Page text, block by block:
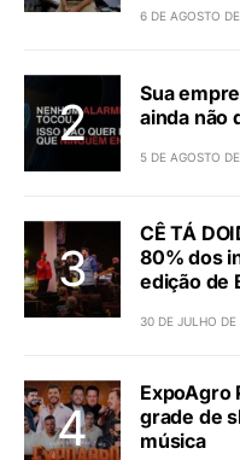
6 DE AGOSTO
Sua
ainda não
5 DE AGOSTO
CÊ TÁ
80% dos
edição de
30 DE JULHO
ExpoAgro
grade de
música